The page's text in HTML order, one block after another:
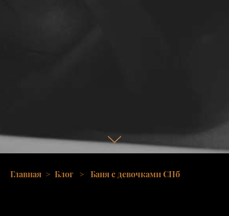
Главная > Блог > Баня с девочками СПб